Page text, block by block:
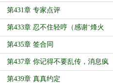
第431章 专家点评
第433章 忍不住轻哼（感谢‘烽火
蓮’打赏盟主）
第435章 签合同
第437章 你记得不要乱传，消息疯
传
第439章 真真约定